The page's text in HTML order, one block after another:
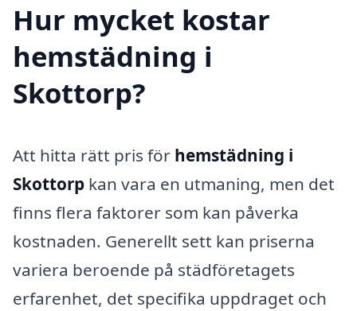
Hur mycket kostar
hemstädning i
Skottorp?
Att hitta rätt pris för hemstädning i
Skottorp kan vara en utmaning, men det
finns flera faktorer som kan påverka
kostnaden. Generellt sett kan priserna
variera beroende på städföretagets
erfarenhet, det specifika uppdraget och